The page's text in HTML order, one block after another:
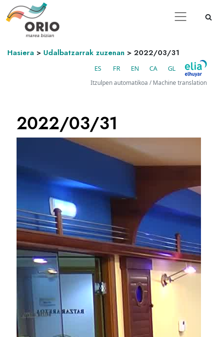
Hasiera > Udalbatzarrak zuzenan > 2022/03/31
ES FR EN CA GL
Itzulpen automatikoa / Machine translation
2022/03/31